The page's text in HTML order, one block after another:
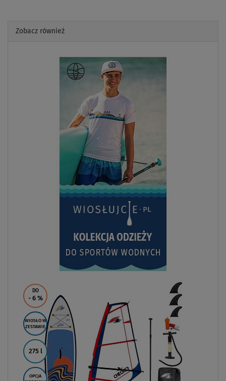
Zobacz również
DO
- 6 %
WIOSŁO W
ZESTAWIE
275 l
OPCJA
Previous